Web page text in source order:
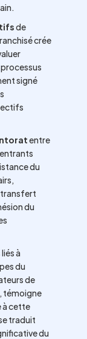
de
crée
signé
entre
du
transfert
du
liés à
du
de
témoigne
à cette
traduit
du